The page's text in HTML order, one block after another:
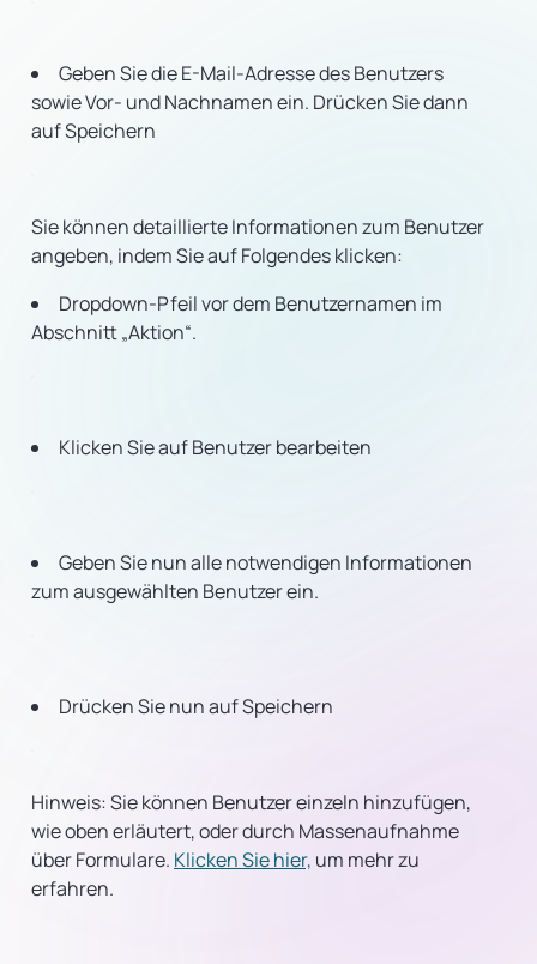
Geben Sie die E-Mail-Adresse des Benutzers
sowie Vor- und Nachnamen ein. Drücken Sie dann
auf Speichern
Sie können detaillierte Informationen zum Benutzer
angeben, indem Sie auf Folgendes klicken:
Dropdown-Pfeil vor dem Benutzernamen im
Abschnitt „Aktion“.
Klicken Sie auf Benutzer bearbeiten
Geben Sie nun alle notwendigen Informationen
zum ausgewählten Benutzer ein.
Drücken Sie nun auf Speichern
Hinweis: Sie können Benutzer einzeln hinzufügen,
wie oben erläutert, oder durch Massenaufnahme
über Formulare. Klicken Sie hier, um mehr zu
erfahren.